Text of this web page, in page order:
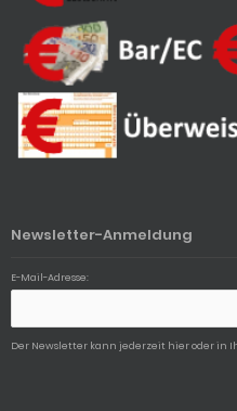
Newsletter-Anmeldung
E-Mail-Adresse:
Der Newsletter kann jederzeit hier oder in